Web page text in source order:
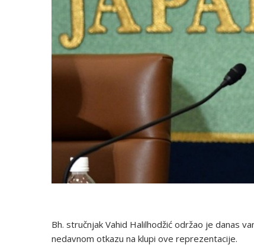
Bh. stručnjak Vahid Halilhodžić održao je danas
nedavnom otkazu na klupi ove reprezentacije.